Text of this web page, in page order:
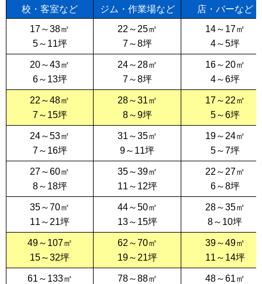
校・客室など
ジム・作業場など
店・バーなど
17～38㎡
5～11坪
22～25㎡
7～8坪
14～17㎡
4～5坪
20～43㎡
6～13坪
24～28㎡
7～8坪
16～20㎡
4～6坪
22～48㎡
7～15坪
28～31㎡
8～9坪
17～22㎡
5～6坪
24～53㎡
7～16坪
31～35㎡
9～11坪
19～24㎡
5～7坪
27～60㎡
8～18坪
35～39㎡
11～12坪
22～27㎡
6～8坪
35～70㎡
11～21坪
44～50㎡
13～15坪
28～35㎡
8～10坪
49～107㎡
15～32坪
62～70㎡
19～21坪
39～49㎡
11～14坪
61～133㎡
78～88㎡
48～61㎡